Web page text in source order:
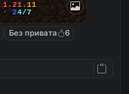
1.21.11
· 24/7
Без привата
6